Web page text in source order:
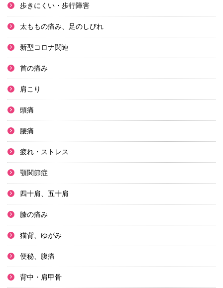
歩きにくい・歩行障害
太ももの痛み、足のしびれ
新型コロナ関連
首の痛み
肩こり
頭痛
腰痛
疲れ・ストレス
顎関節症
四十肩、五十肩
膝の痛み
猫背、ゆがみ
便秘、腹痛
背中・肩甲骨